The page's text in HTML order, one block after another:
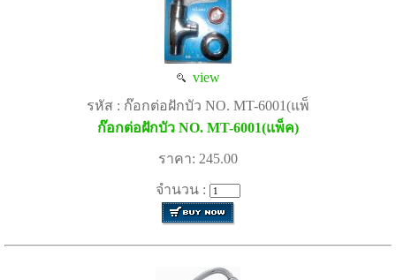
view
รหัส : ก๊อกต่อฝักบัว NO. MT-6001(แพ็
ก๊อกต่อฝักบัว NO. MT-6001(แพ็ค)
ราคา: 245.00
จำนวน :